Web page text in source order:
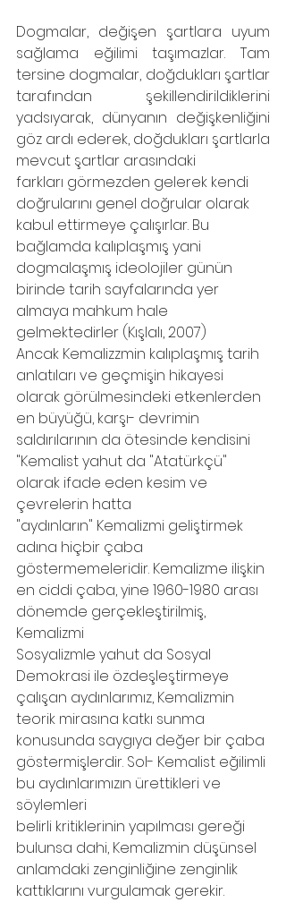
Dogmalar, değişen şartlara uyum
sağlama eğilimi taşımazlar. Tam
tersine dogmalar, doğdukları şartlar
tarafından şekillendirildiklerini
yadsıyarak, dünyanın değişkenliğini
göz ardı ederek, doğdukları şartlarla
mevcut şartlar arasındaki
farkları görmezden gelerek kendi
doğrularını genel doğrular olarak
kabul ettirmeye çalışırlar. Bu
bağlamda kalıplaşmış yani
dogmalaşmış ideolojiler günün
birinde tarih sayfalarında yer
almaya mahkum hale
gelmektedirler (Kışlalı, 2007)
Ancak Kemalizzmin kalıplaşmış tarih
anlatıları ve geçmişin hikayesi
olarak görülmesindeki etkenlerden
en büyüğü, karşı- devrimin
saldırılarının da ötesinde kendisini
"Kemalist yahut da "Atatürkçü"
olarak ifade eden kesim ve
çevrelerin hatta
"aydınların" Kemalizmi geliştirmek
adına hiçbir çaba
göstermemeleridir. Kemalizme ilişkin
en ciddi çaba, yine 1960-1980 arası
dönemde gerçekleştirilmiş,
Kemalizmi
Sosyalizmle yahut da Sosyal
Demokrasi ile özdeşleştirmeye
çalışan aydınlarımız, Kemalizmin
teorik mirasına katkı sunma
konusunda saygıya değer bir çaba
göstermişlerdir. Sol- Kemalist eğilimli
bu aydınlarımızın ürettikleri ve
söylemleri
belirli kritiklerinin yapılması gereği
bulunsa dahi, Kemalizmin düşünsel
anlamdaki zenginliğine zenginlik
kattıklarını vurgulamak gerekir.